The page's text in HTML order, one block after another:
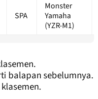
SPA
Monster
Yamaha
(YZR-M1)
balapan sebelumnya.